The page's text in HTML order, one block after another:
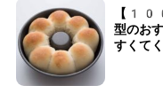
【100
型のお
すくて